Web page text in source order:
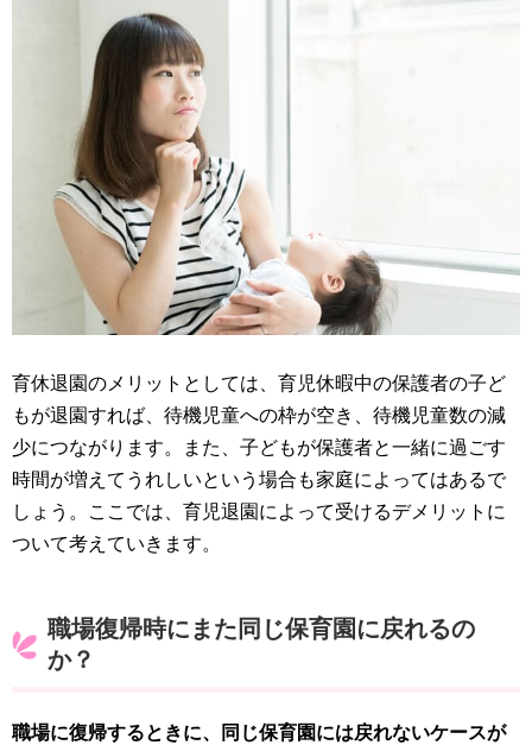
育休退園のメリットとしては、育児休暇中の保護者の子ど
もが退園すれば、待機児童への枠が空き、待機児童数の減
少につながります。また、子どもが保護者と一緒に過ごす
時間が増えてうれしいという場合も家庭によってはあるで
しょう。ここでは、育児退園によって受けるデメリットに
ついて考えていきます。
職場復帰時にまた同じ保育園に戻れるの
か？
職場に復帰するときに、同じ保育園には戻れないケースが